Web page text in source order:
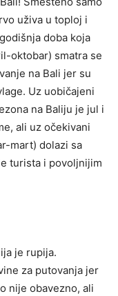
uživa u toploj i
doba koja
oktobar) smatra se
na Bali jer su
Uz uobičajeni
na Baliju je jul i
ali uz očekivani
mart) dolazi sa
turista i povoljnijim
je rupija.
za putovanja jer
nije obavezno, ali